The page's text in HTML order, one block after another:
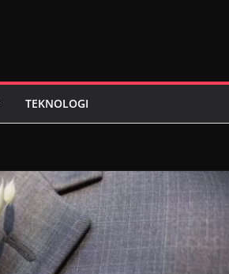
TEKNOLOGI